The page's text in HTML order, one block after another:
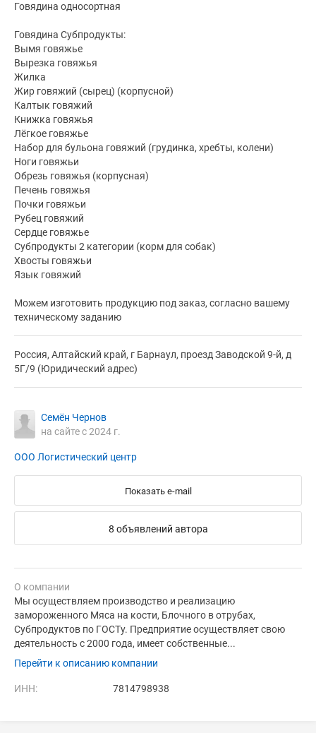
Говядина односортная
Говядина Субпродукты:
Вымя говяжье
Вырезка говяжья
Жилка
Жир говяжий (сырец) (корпусной)
Калтык говяжий
Книжка говяжья
Лёгкое говяжье
Набор для бульона говяжий (грудинка, хребты, колени)
Ноги говяжьи
Обрезь говяжья (корпусная)
Печень говяжья
Почки говяжьи
Рубец говяжий
Сердце говяжье
Субпродукты 2 категории (корм для собак)
Хвосты говяжьи
Язык говяжий
Можем изготовить продукцию под заказ, согласно вашему
техническому заданию
Россия, Алтайский край, г Барнаул, проезд Заводской 9-й, д
5Г/9 (Юридический адрес)
Семён Чернов
на сайте с 2024 г.
ООО Логистический центр
Показать e-mail
8 объявлений автора
О компании
Мы осуществляем производство и реализацию
замороженного Мяса на кости, Блочного в отрубах,
Субпродуктов по ГОСТу. Предприятие осуществляет свою
деятельность с 2000 года, имеет собственные...
Перейти к описанию компании
ИНН: 7814798938